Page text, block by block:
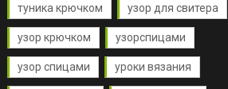
туника крючком узор для свитера
узор крючком узорспицами
узор спицами уроки вязания